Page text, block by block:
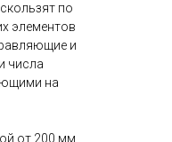
по
элементов
и
числа
на
от 200 мм